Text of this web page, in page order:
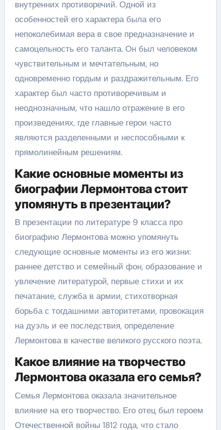
внутренних противоречий. Одной из
особенностей его характера была его
непоколебимая вера в свое предназначение и
самоцельность его таланта. Он был человеком
чувствительным и мечтательным, но
одновременно гордым и раздражительным. Его
характер был часто противоречивым и
неоднозначным, что нашло отражение в его
произведениях, где главные герои часто
являются разделенными и неспособными к
прямолинейным решениям.
Какие основные моменты из
биографии Лермонтова стоит
упомянуть в презентации?
В презентации по литературе 9 класса про
биографию Лермонтова можно упомянуть
следующие основные моменты из его жизни:
раннее детство и семейный фон, образование и
увлечение литературой, первые стихи и их
печатание, служба в армии, стихотворная
борьба с тогдашними авторитетами, провокация
на дуэль и ее последствия, определение
Лермонтова в качестве великого русского поэта.
Какое влияние на творчество
Лермонтова оказала его семья?
Семья Лермонтова оказала значительное
влияние на его творчество. Его отец был героем
Отечественной войны 1812 года, что стало